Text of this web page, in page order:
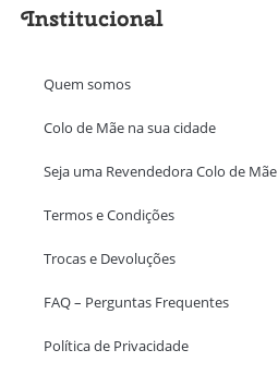
Institucional
Quem somos
Colo de Mãe na sua cidade
Seja uma Revendedora Colo de Mãe
Termos e Condições
Trocas e Devoluções
FAQ – Perguntas Frequentes
Política de Privacidade